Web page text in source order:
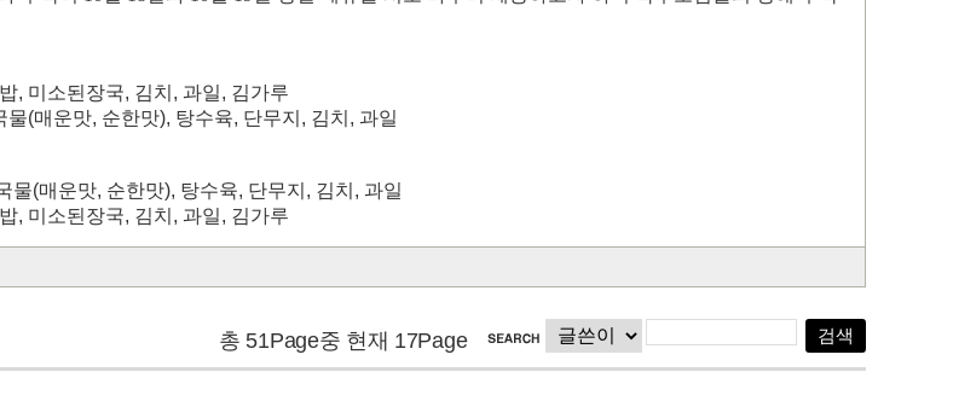
, 미소된장국, 김치, 과일, 김가루
물(매운맛, 순한맛), 탕수육, 단무지, 김치, 과일
물(매운맛, 순한맛), 탕수육, 단무지, 김치, 과일
, 미소된장국, 김치, 과일, 김가루
총 51Page중 현재 17Page